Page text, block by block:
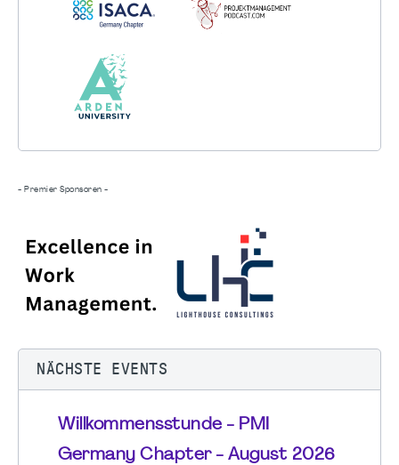
- Premier Sponsoren -
NÄCHSTE EVENTS
Willkommensstunde - PMI
Germany Chapter - August 2026